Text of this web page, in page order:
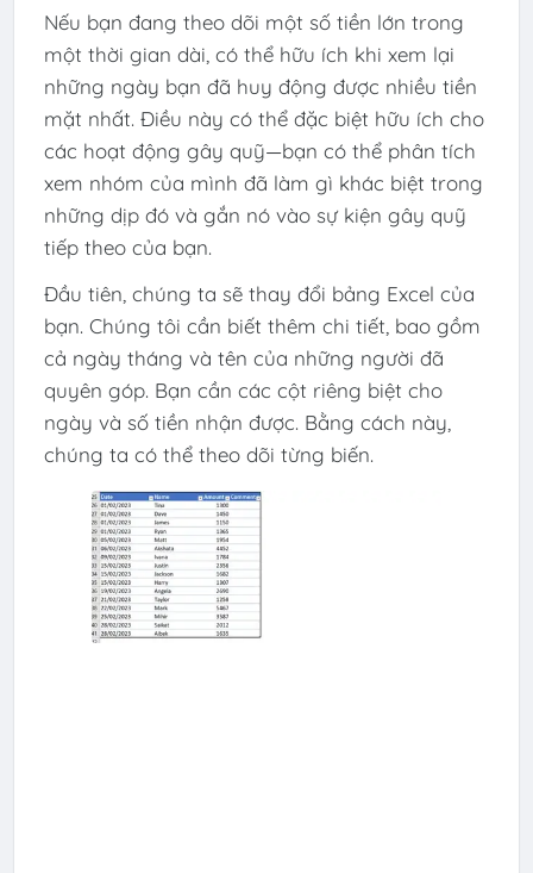
Nếu bạn đang theo dõi một số tiền lớn trong
một thời gian dài, có thể hữu ích khi xem lại
những ngày bạn đã huy động được nhiều tiền
mặt nhất. Điều này có thể đặc biệt hữu ích cho
các hoạt động gây quỹ—bạn có thể phân tích
xem nhóm của mình đã làm gì khác biệt trong
những dịp đó và gắn nó vào sự kiện gây quỹ
tiếp theo của bạn.
Đầu tiên, chúng ta sẽ thay đổi bảng Excel của
bạn. Chúng tôi cần biết thêm chi tiết, bao gồm
cả ngày tháng và tên của những người đã
quyên góp. Bạn cần các cột riêng biệt cho
ngày và số tiền nhận được. Bằng cách này,
chúng ta có thể theo dõi từng biến.